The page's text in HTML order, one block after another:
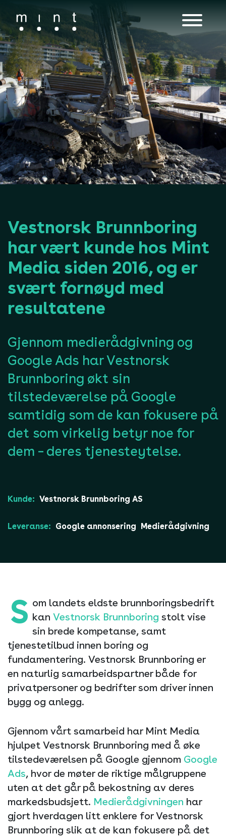
Main Navigation
Vestnorsk Brunnboring
har vært kunde hos Mint
Media siden 2016, og er
svært fornøyd med
resultatene
Gjennom medierådgivning og
Google Ads har Vestnorsk
Brunnboring økt sin
tilstedeværelse på Google
samtidig som de kan fokusere på
det som virkelig betyr noe for
dem – deres tjenesteytelse.
Kunde: Vestnorsk Brunnboring AS
Leveranse: Google annonsering Medierådgivning
S om landets eldste brunnboringsbedrift
kan Vestnorsk Brunnboring stolt vise
sin brede kompetanse, samt
tjenestetilbud innen boring og
fundamentering. Vestnorsk Brunnboring er
en naturlig samarbeidspartner både for
privatpersoner og bedrifter som driver innen
bygg og anlegg.
Gjennom vårt samarbeid har Mint Media
hjulpet Vestnorsk Brunnboring med å øke
tilstedeværelsen på Google gjennom Google
Ads, hvor de møter de riktige målgruppene
uten at det går på bekostning av deres
markedsbudsjett. Medierådgivningen har
gjort hverdagen litt enklere for Vestnorsk
Brunnboring slik at de kan fokusere på det